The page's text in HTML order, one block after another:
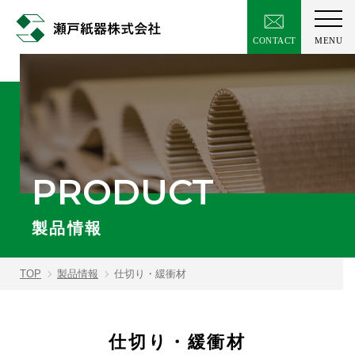
PRODUCT
製品情報
TOP 製品情報 仕切り・緩衝材
仕切り・緩衝材